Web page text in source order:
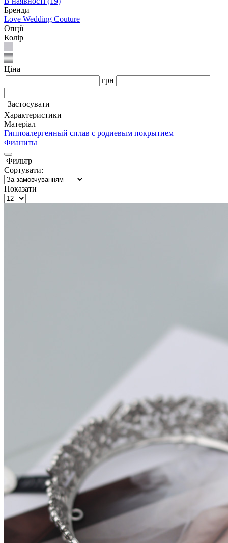
Бренди
Love Wedding Couture
Опції
Колір
Ціна
грн
Застосувати
Характеристики
Матеріал
Гиппоалергенный сплав с родиевым покрытием
Фианиты
Фильтр
Сортувати:
Показати